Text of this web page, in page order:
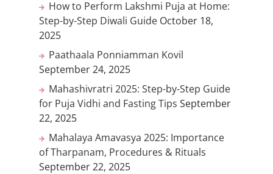
How to Perform Lakshmi Puja at Home:
Step-by-Step Diwali Guide October 18,
2025
Paathaala Ponniamman Kovil
September 24, 2025
Mahashivratri 2025: Step-by-Step Guide
for Puja Vidhi and Fasting Tips September
22, 2025
Mahalaya Amavasya 2025: Importance
of Tharpanam, Procedures & Rituals
September 22, 2025